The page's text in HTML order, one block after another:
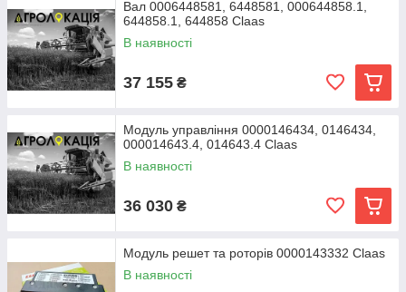
Вал 0006448581, 6448581, 000644858.1,
644858.1, 644858 Claas
В наявності
37 155 ₴
Модуль управління 0000146434, 0146434,
000014643.4, 014643.4 Claas
В наявності
36 030 ₴
Модуль решет та роторів 0000143332 Claas
В наявності